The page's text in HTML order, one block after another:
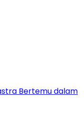
Bertemu dalam